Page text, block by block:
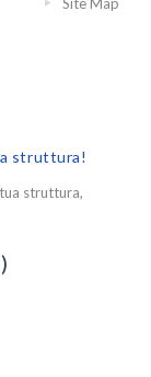
struttura!
struttura,